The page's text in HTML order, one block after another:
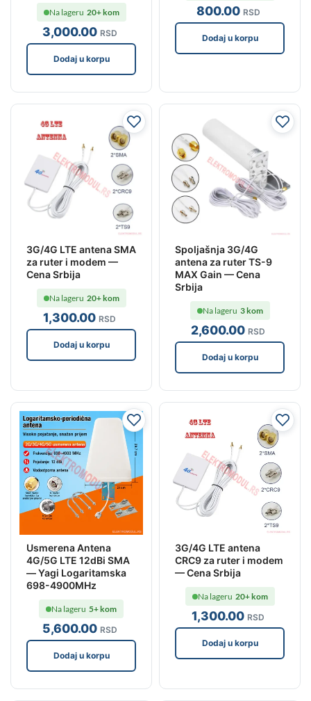
3,000.00 RSD
Na lageru 20+ kom
Dodaj u korpu
800.00 RSD
Dodaj u korpu
3G/4G LTE antena SMA
za ruter i modem —
Cena Srbija
1,300.00 RSD
Na lageru 20+ kom
Dodaj u korpu
Spoljašnja 3G/4G
antena za ruter TS-9
MAX Gain — Cena
Srbija
2,600.00 RSD
Na lageru 3 kom
Dodaj u korpu
Usmerena Antena
4G/5G LTE 12dBi SMA
— Yagi Logaritamska
698-4900MHz
5,600.00 RSD
Na lageru 5+ kom
Dodaj u korpu
3G/4G LTE antena
CRC9 za ruter i modem
— Cena Srbija
1,300.00 RSD
Na lageru 20+ kom
Dodaj u korpu